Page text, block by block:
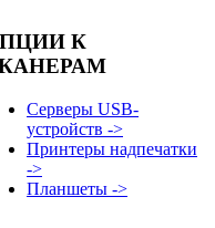
К
Серверы USB-
устройств ->
Принтеры надпечатки
->
Планшеты ->